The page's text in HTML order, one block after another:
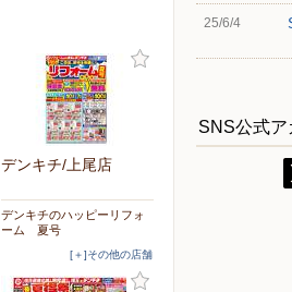
デンキチ/上尾店
デンキチのハッピーリフォ
ーム 夏号
[＋]その他の店舗
25/6/4
SNS公式ア